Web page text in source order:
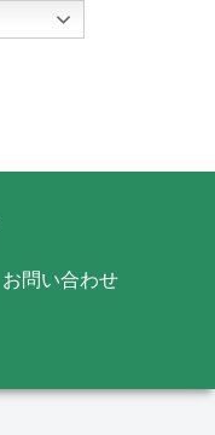
お問い合わせ